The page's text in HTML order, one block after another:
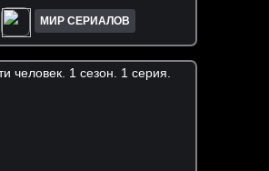
МИР СЕРИАЛОВ